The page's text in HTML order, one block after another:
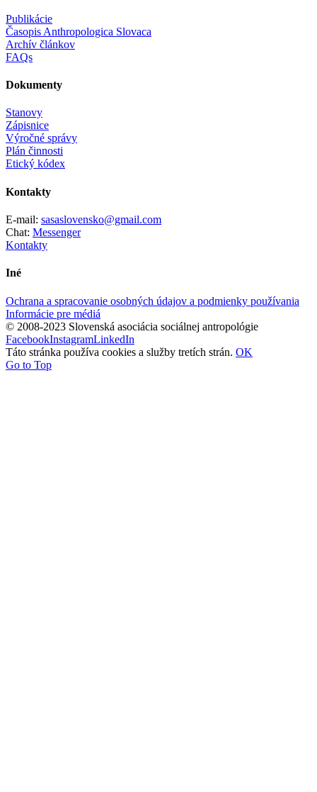
Publikácie
Časopis Anthropologica Slovaca
Archív článkov
FAQs
Dokumenty
Stanovy
Zápisnice
Výročné správy
Plán činnosti
Etický kódex
Kontakty
E-mail: sasaslovensko@gmail.com
Chat: Messenger
Kontakty
Iné
Ochrana a spracovanie osobných údajov a podmienky používania
Informácie pre médiá
© 2008-2023 Slovenská asociácia sociálnej antropológie
FacebookInstagramLinkedIn
Táto stránka používa cookies a služby tretích strán. OK
Go to Top